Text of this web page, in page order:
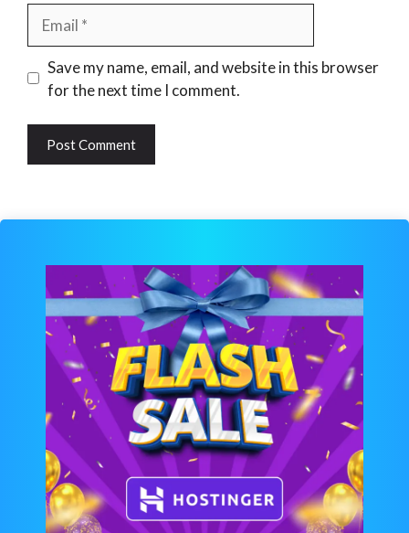
Website
Save my name, email, and website in this browser
for the next time I comment.